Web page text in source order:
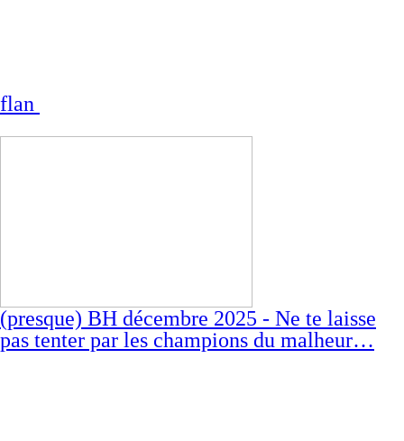
flan
(presque) BH décembre 2025 - Ne te laisse
pas tenter par les champions du malheur…